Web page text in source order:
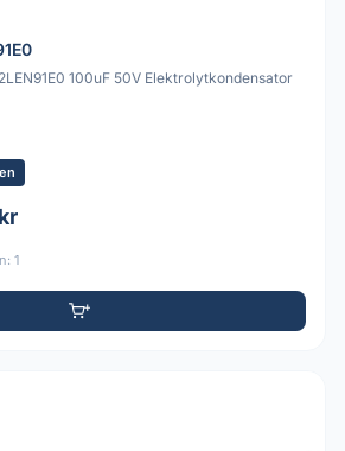
100uF 50V Elektrolytkondensator
1